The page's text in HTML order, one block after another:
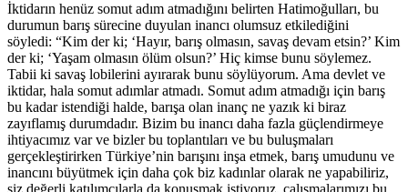
İktidarın henüz somut adım atmadığını belirten Hatimoğulları, bu
durumun barış sürecine duyulan inancı olumsuz etkilediğini
söyledi: “Kim der ki; ‘Hayır, barış olmasın, savaş devam etsin?’ Kim
der ki; ‘Yaşam olmasın ölüm olsun?’ Hiç kimse bunu söylemez.
Tabii ki savaş lobilerini ayırarak bunu söylüyorum. Ama devlet ve
iktidar, hala somut adımlar atmadı. Somut adım atmadığı için barış
bu kadar istendiği halde, barışa olan inanç ne yazık ki biraz
zayıflamış durumdadır. Bizim bu inancı daha fazla güçlendirmeye
ihtiyacımız var ve bizler bu toplantıları ve bu buluşmaları
gerçekleştirirken Türkiye’nin barışını inşa etmek, barış umudunu ve
inancını büyütmek için daha çok biz kadınlar olarak ne yapabiliriz,